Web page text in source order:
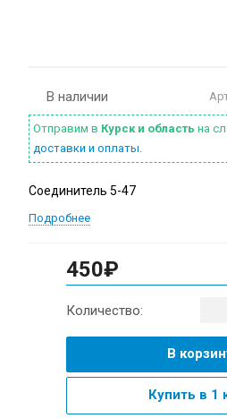
В наличии
Отправим в Курск и область на
доставки и оплаты.
Cоединитель 5-47
Подробнее
450₽
Количество:
В
Купить в 1